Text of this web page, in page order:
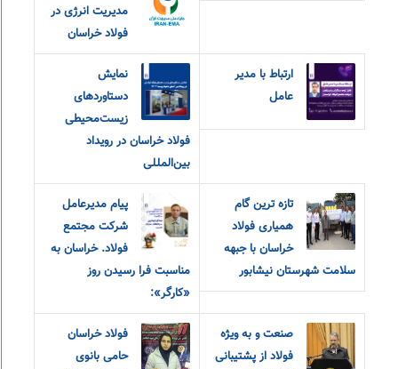
مدیریت انرژی در
فولاد خراسان
ارتباط با مدیر
عامل
نمایش
دستاوردهای
زیست‌محیطی
فولاد خراسان در رویداد
بین‌المللی
تازه ترین گام
همیاری فولاد
خراسان با جبهه
سلامت شهرستان نیشابور
پیام مدیرعامل
شرکت مجتمع
فولاد. خراسان به
مناسبت فرا رسیدن روز
«کارگر»:
صنعت و به ویژه
فولاد از پشتیبانی
فولاد خراسان
حامی بانوی